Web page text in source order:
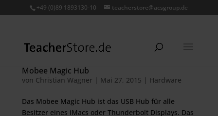
+49 (0)89 1893130-10 teacherstore@acsgroup.de
Mobee Magic Hub
von Christian Wagner | Mai 27, 2015 | Hardware
Das Mobee Magic Hub ist das USB Hub für alle
Besitzer eines iMacs oder Thunderbolt Displays. Das